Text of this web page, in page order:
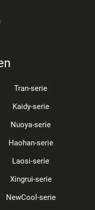
Tran-serie
Kaidy-serie
Nuoya-serie
Haohan-serie
Laosi-serie
Xingrui-serie
NewCool-serie